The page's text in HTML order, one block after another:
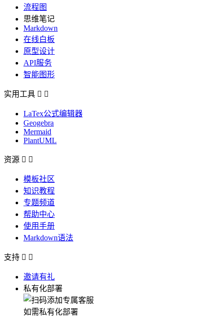
流程图
思维笔记
Markdown
在线白板
原型设计
API服务
智能图形
实用工具  
LaTex公式编辑器
Geogebra
Mermaid
PlantUML
资源  
模板社区
知识教程
专题频道
帮助中心
使用手册
Markdown语法
支持  
邀请有礼
私有化部署
如需私有化部署